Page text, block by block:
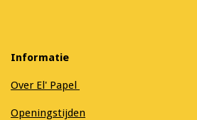
Informatie
Over El' Papel
Openingstijden